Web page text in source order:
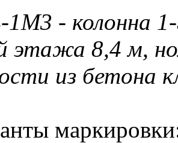
- колонна
этажа 8,4 м,
из бетона